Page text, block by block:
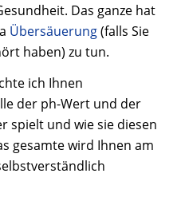
Das ganze hat
Übersäuerung(falls Sie
haben) zu tun.
ich Ihnen
der ph-Wert und der
spielt und wie sie diesen
gesamte wird Ihnen am